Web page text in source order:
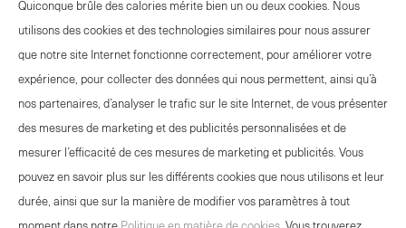
50.40
- +
Select
quantity
between
1
and
100
1 Stk
- +
Select
quantity
between
and
OFFRE EVÉNEMENTS
Quiconque brûle des calories mérite bien un ou deux cookies. Nous
utilisons des cookies et des technologies similaires pour nous assurer
que notre site Internet fonctionne correctement, pour améliorer votre
expérience, pour collecter des données qui nous permettent, ainsi qu’à
nos partenaires, d’analyser le trafic sur le site Internet, de vous présenter
des mesures de marketing et des publicités personnalisées et de
mesurer l’efficacité de ces mesures de marketing et publicités. Vous
pouvez en savoir plus sur les différents cookies que nous utilisons et leur
durée, ainsi que sur la manière de modifier vos paramètres à tout